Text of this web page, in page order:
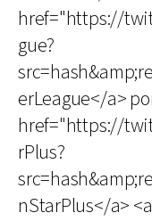
href="https://
gue?
erLeague</a>
href="https://
rPlus?
nStarPlus</a> <a